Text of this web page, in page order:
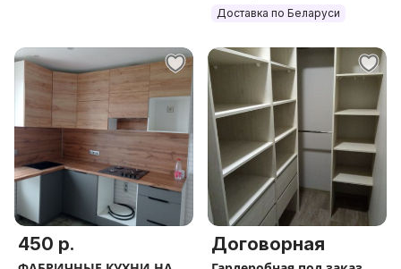
Доставка по Беларуси
450 р. Договорная